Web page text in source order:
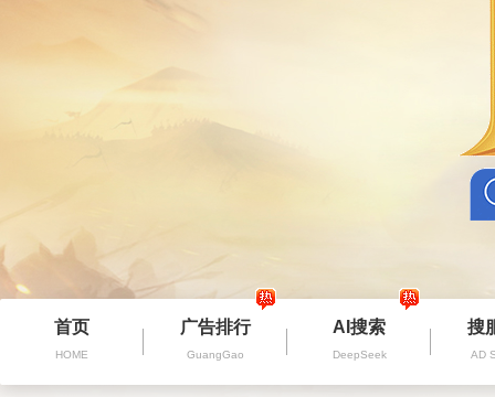
首页
HOME
广告排行
GuangGao
AI搜索
DeepSeek
搜
AD